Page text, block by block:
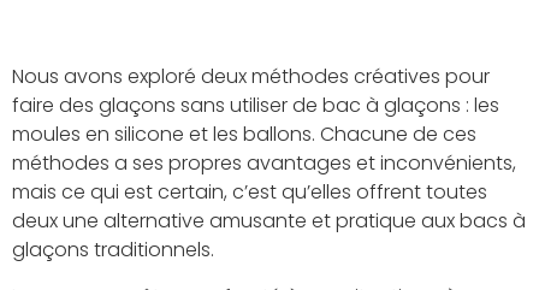
Nous avons exploré deux méthodes créatives pour
faire des glaçons sans utiliser de bac à glaçons : les
moules en silicone et les ballons. Chacune de ces
méthodes a ses propres avantages et inconvénients,
mais ce qui est certain, c’est qu’elles offrent toutes
deux une alternative amusante et pratique aux bacs à
glaçons traditionnels.